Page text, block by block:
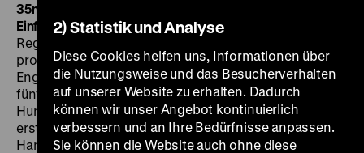
35mm, OF
Einführung am 26.07.: Janina MüllerMit John Hustons
Regiedebüt
produktivste Zeit in Hollywood. Neben anderen
Engagements dreht er allein 15 Filme innerhalb von
fünf Jahren für Warner Bros. – davon vier Filme mit
Humphrey Bogart, mit dem er inThe Maltese Falcon
erstmals vor der Kamera steht. Basierend auf Dashiell
Hammetts Erfolgsroman, entsteht ein prototypischer
2) Statistik und Analyse
Diese Cookies helfen uns, Informationen über
die Nutzungsweise und das Besucherverhalten
auf unserer Website zu erhalten. Dadurch
können wir unser Angebot kontinuierlich
verbessern und an Ihre Bedürfnisse anpassen.
Sie können die Website auch ohne diese